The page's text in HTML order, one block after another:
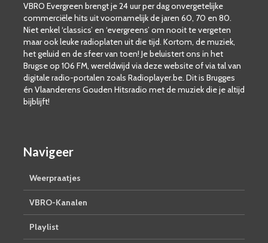
VBRO Evergreen brengt je 24 uur per dag onvergetelijke
commerciële hits uit voornamelijk de jaren 60, 70 en 80.
Niet enkel ‘classics’ en ‘evergreens’ om nooit te vergeten
maar ook leuke radioplaten uit die tijd. Kortom, de muziek,
het geluid en de sfeer van toen! Je beluistert ons in het
Brugse op 106 FM, wereldwijd via deze website of via tal van
digitale radio-portalen zoals Radioplayer.be. Dit is Brugges
én Vlaanderens Gouden Hitsradio met de muziek die je altijd
bijblijft!
Navigeer
Weerpraatjes
VBRO-Kanalen
Playlist